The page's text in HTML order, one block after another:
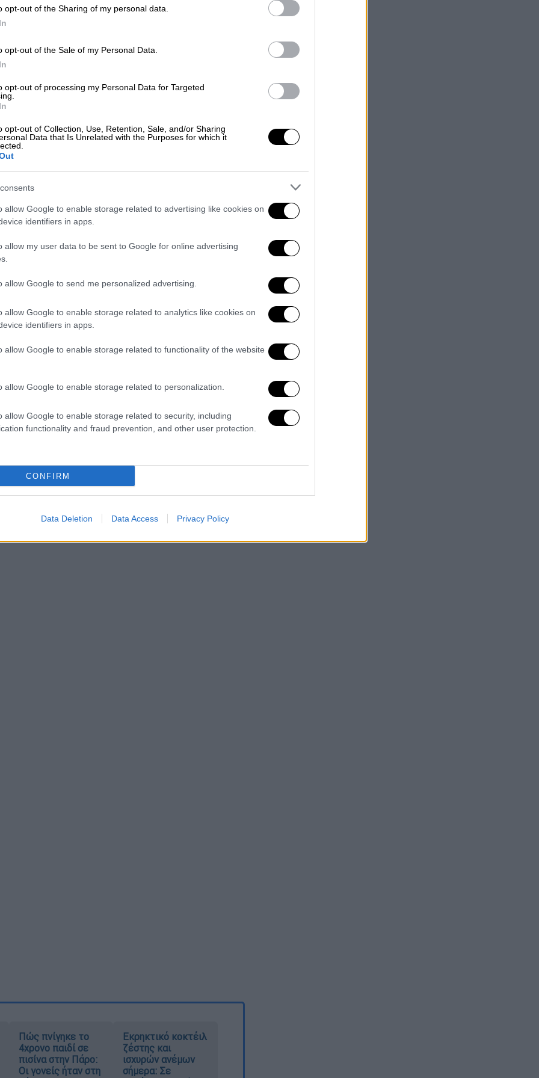
opt-out of the Sharing of my personal data.
opt-out of the Sale of my Personal Data.
opt-out of processing my Personal Data for Targeted
opt-out of Collection, Use, Retention, Sale, and/or Sharing
Data that Is Unrelated with the Purposes for which it
allow Google to enable storage related to advertising like cookies on
identifiers in apps.
allow my user data to be sent to Google for online advertising
allow Google to send me personalized advertising.
allow Google to enable storage related to analytics like cookies on
identifiers in apps.
allow Google to enable storage related to functionality of the website
allow Google to enable storage related to personalization.
allow Google to enable storage related to security, including
functionality and fraud prevention, and other user protection.
CONFIRM
Data Deletion Data Access Privacy Policy
στη σκιά του κορονοϊού - Η
σε Οδησσό και Χερσώνα -
έχει επικεντρωθεί πλέον στη
ανατολικής Ουκρανίας, μετά την
αρχικά.
δυνάμεις για νέες επιθέσεις κατά
της χώρας», δήλωσε ο Ζελένσκι. Ο
δυνάμεις ενισχύονται στο
τις επιχειρήσεις τους στην ευρύτερη
ο Ζελένσκι δήλωσε: «Κάθε
τη ζωή του. Καλύτερα να μείνεις
στη γη μας».
το Κίεβο συνεχίζει τις διαβουλεύσεις
σε βάρος της Μόσχας.
για περιορισμούς στις εισαγωγές
εγγύς μέλλον».
Πώς πνίγηκε το
4χρονο παιδί σε
πισίνα στην Πάρο:
Οι γονείς ήταν στη
Εκρηκτικό κοκτέιλ
ζέστης και
ισχυρών ανέμων
σήμερα: Σε